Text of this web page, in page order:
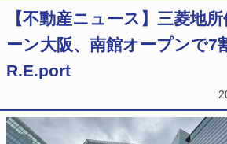
【不動産ニュース】三菱地
ーン大阪、南館オープンで7
R.E.port